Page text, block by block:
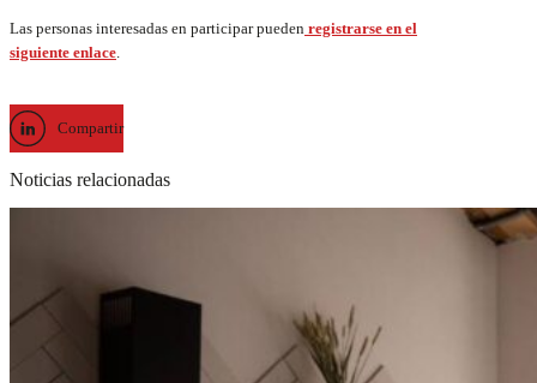
Las personas interesadas en participar pueden registrarse en el
siguiente enlace.
Compartir
Noticias relacionadas